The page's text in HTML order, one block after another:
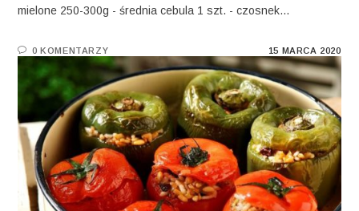
mielone 250-300g - średnia cebula 1 szt. - czosnek…
0 KOMENTARZY 15 MARCA 2020